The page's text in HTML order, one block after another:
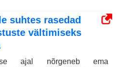
suhtes rasedad
vältimiseks
ajal nõrgeneb ema